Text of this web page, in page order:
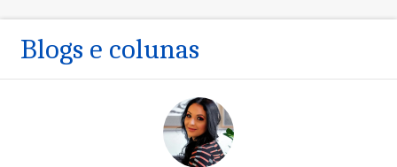
Blogs e colunas